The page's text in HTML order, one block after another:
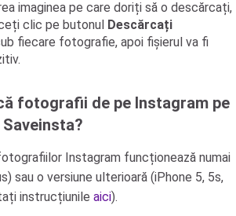
imaginea pe care doriți să o descărcați,
clic pe butonul Descărcați
fiecare fotografie, apoi fișierul va fi
fotografii de pe Instagram pe
Instagram funcționează numai
sau o versiune ulterioară (iPhone 5, 5s,
instrucțiunile aici).